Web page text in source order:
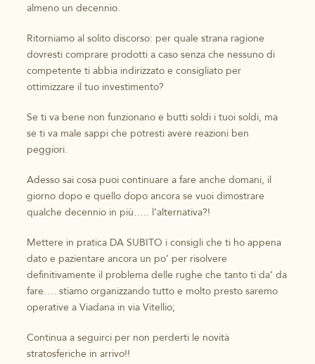
almeno un decennio.
Ritorniamo al solito discorso: per quale strana ragione
dovresti comprare prodotti a caso senza che nessuno di
competente ti abbia indirizzato e consigliato per
ottimizzare il tuo investimento?
Se ti va bene non funzionano e butti soldi i tuoi soldi, ma
se ti va male sappi che potresti avere reazioni ben
peggiori.
Adesso sai cosa puoi continuare a fare anche domani, il
giorno dopo e quello dopo ancora se vuoi dimostrare
qualche decennio in più….. l’alternativa?!
Mettere in pratica DA SUBITO i consigli che ti ho appena
dato e pazientare ancora un po’ per risolvere
definitivamente il problema delle rughe che tanto ti da’ da
fare…. stiamo organizzando tutto e molto presto saremo
operative a Viadana in via Vitellio;
Continua a seguirci per non perderti le novità
stratosferiche in arrivo!!